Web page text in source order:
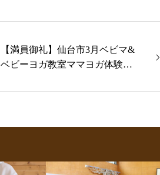
【満員御礼】仙台市3月ベビマ&
ベビーヨガ教室ママヨガ体験付